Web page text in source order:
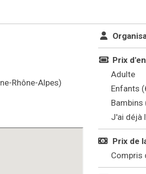
Rhône-Alpes)
Prix
Adulte
Enfants
Bambins
J'ai déjà
Prix de
Compris